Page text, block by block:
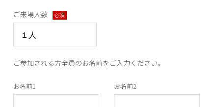
ご来場人数 必須
ご参加される方全員のお名前をご入力ください。
お名前1 お名前2